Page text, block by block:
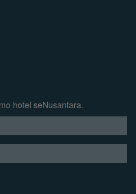
hotel seNusantara.